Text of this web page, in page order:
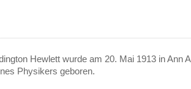
Hewlett wurde am 20. Mai 1913 in Ann
Physikers geboren.